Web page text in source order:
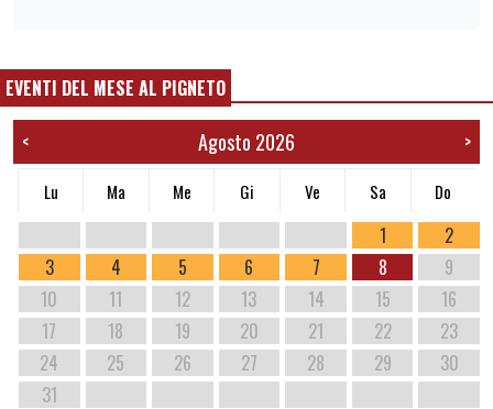
EVENTI DEL MESE AL PIGNETO
< Agosto 2026 >
Lu Ma Me Gi Ve Sa Do
1
2
3
4 5 6 7 8
9
10
11 12 13 14 15
16
17
18 19 20 21 22
23
24
25 26 27 28 29
30
31